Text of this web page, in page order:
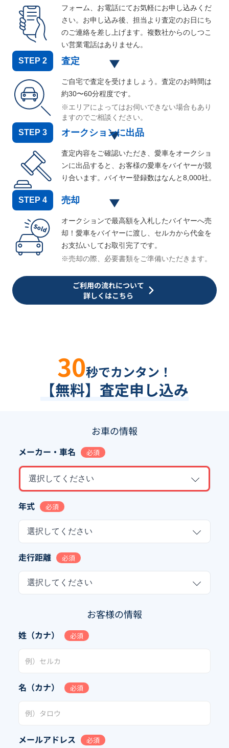
フォーム、お電話にてお気軽にお申し込みくだ
さい。お申し込み後、担当より査定のお日にち
のご連絡を差し上げます。複数社からのしつこ
い営業電話はありません。
STEP 2 査定
ご自宅で査定を受けましょう。査定のお時間は
約30〜60分程度です。
※エリアによってはお伺いできない場合もあり
ますのでご相談ください。
STEP 3 オークションに出品
査定内容をご確認いただき、愛車をオークショ
ンに出品すると、お客様の愛車をバイヤーが競
り合います。バイヤー登録数はなんと8,000社。
STEP 4 売却
オークションで最高額を入札したバイヤーへ売
却！愛車をバイヤーに渡し、セルカから代金を
お支払いしてお取引完了です。
※売却の際、必要書類をご準備いただきます。
ご利用の流れについて
詳しくはこちら
30秒でカンタン！
【無料】査定申し込み
お車の情報
メーカー・車名 必須
選択してください
年式 必須
選択してください
走行距離 必須
選択してください
お客様の情報
姓（カナ） 必須
名（カナ） 必須
メールアドレス 必須